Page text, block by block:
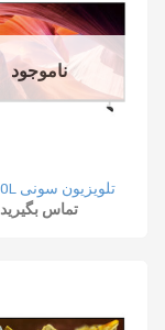
ناموجود
تلویزیون سونی 75X80L
تماس بگیرید